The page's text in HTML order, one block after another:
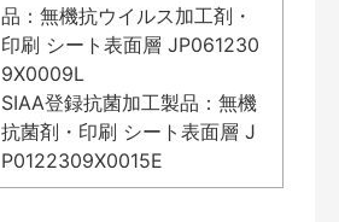
品：無機抗ウイルス加工剤・
印刷 シート表面層 JP061230
9X0009L
SIAA登録抗菌加工製品：無機
抗菌剤・印刷 シート表面層 J
P0122309X0015E